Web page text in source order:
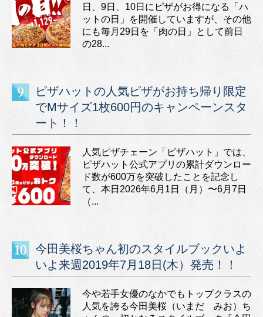
日、9日、10日にピザがお得になる「ハ
ットの日」を開催していますが、その他
にも毎月29日を「肉の日」として前日
の28...
ピザハットの人気ピザがお持ち帰り限定
でMサイズ1枚600円のキャンペーンスタ
ート！！
人気ピザチェーン「ピザハット」では、
ピザハット公式アプリの累計ダウンロー
ド数が600万を突破したことを記念し
て、本日2026年6月1日（月）〜6月7日
（...
今田美桜ちゃん初のスタイルブックいよ
いよ来週2019年7月18日(木）発売！！
今や若手女優のなかでもトップクラスの
人気を誇る今田美桜（いまだ みお）ち